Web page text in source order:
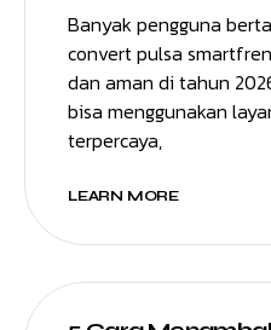
Banyak pengguna
convert pulsa
dan aman di tahun
bisa menggunakan
terpercaya,
LEARN MORE